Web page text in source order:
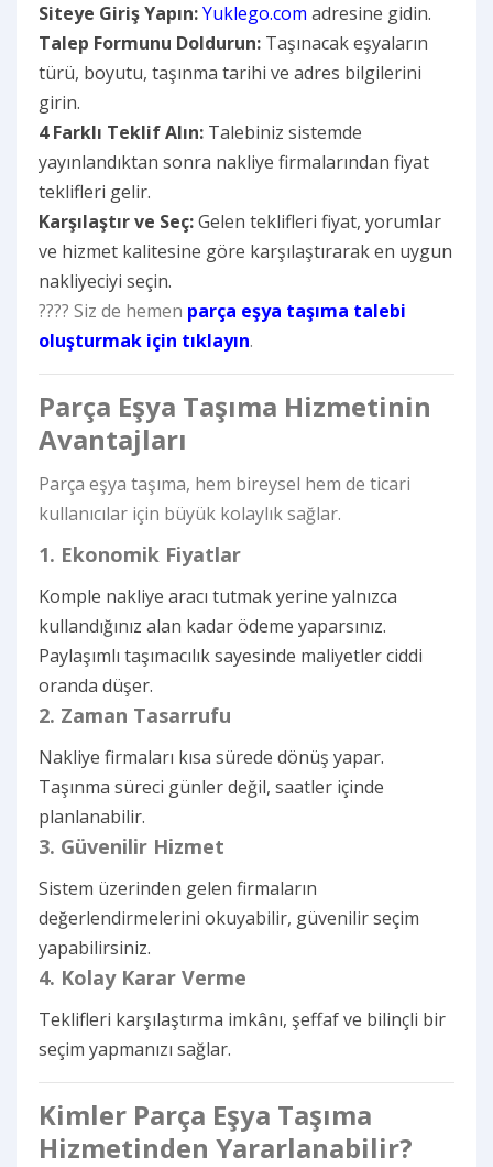
Siteye Giriş Yapın:Yuklego.com adresine gidin.
Talep Formunu Doldurun: Taşınacak eşyaların
türü, boyutu, taşınma tarihi ve adres bilgilerini
girin.
4 Farklı Teklif Alın: Talebiniz sistemde
yayınlandıktan sonra nakliye firmalarından fiyat
teklifleri gelir.
Karşılaştır ve Seç:Gelen teklifleri fiyat, yorumlar
ve hizmet kalitesine göre karşılaştırarak en uygun
nakliyeciyi seçin.
???? Siz de hemen parça eşya taşıma talebi
oluşturmak için tıklayın.
Parça Eşya Taşıma Hizmetinin
Avantajları
Parça eşya taşıma, hem bireysel hem de ticari
kullanıcılar için büyük kolaylık sağlar.
1. Ekonomik Fiyatlar
Komple nakliye aracı tutmak yerine yalnızca
kullandığınız alan kadar ödeme yaparsınız.
Paylaşımlı taşımacılık sayesinde maliyetler ciddi
oranda düşer.
2. Zaman Tasarrufu
Nakliye firmaları kısa sürede dönüş yapar.
Taşınma süreci günler değil, saatler içinde
planlanabilir.
3. Güvenilir Hizmet
Sistem üzerinden gelen firmaların
değerlendirmelerini okuyabilir, güvenilir seçim
yapabilirsiniz.
4. Kolay Karar Verme
Teklifleri karşılaştırma imkânı, şeffaf ve bilinçli bir
seçim yapmanızı sağlar.
Kimler Parça Eşya Taşıma
Hizmetinden Yararlanabilir?